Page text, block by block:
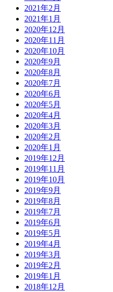
2021年2月
2021年1月
2020年12月
2020年11月
2020年10月
2020年9月
2020年8月
2020年7月
2020年6月
2020年5月
2020年4月
2020年3月
2020年2月
2020年1月
2019年12月
2019年11月
2019年10月
2019年9月
2019年8月
2019年7月
2019年6月
2019年5月
2019年4月
2019年3月
2019年2月
2019年1月
2018年12月